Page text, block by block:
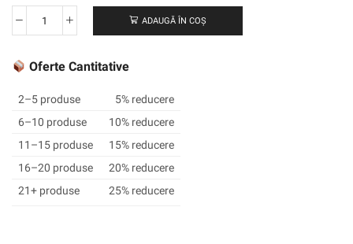
Cantitate
de
arhitecturală
™
DI-
NOC
ADAUGĂ ÎN COȘ
Oferte Cantitative
2–5 produse
5% reducere
6–10 produse
10% reducere
11–15 produse
15% reducere
16–20 produse
20% reducere
21+ produse
25% reducere